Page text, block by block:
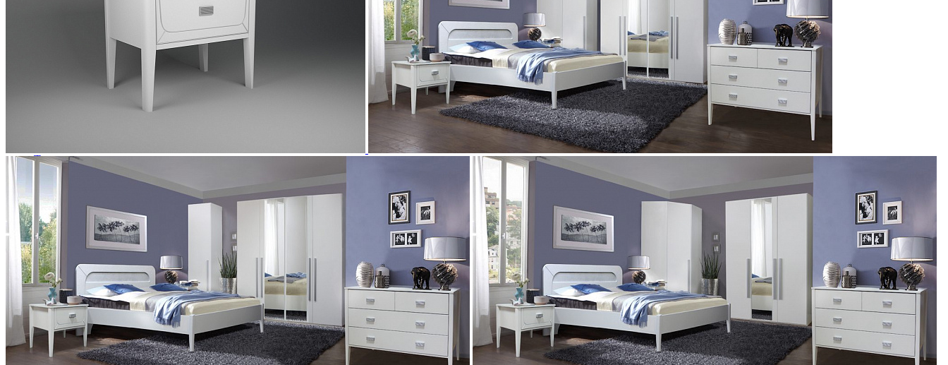
Деревянные кровати с подъемным механизмом
Кровати односпальные с подъемным механизмом
Кровати двуспальные с подъемным механизмом
Кровати полутороспальные с подъемным механизмом
Кровати двуспальные
Кровати односпальные
Тахта
Туалетные столики
Тумбы прикроватные
Шкафы для одежды
Антресоли на шкаф
Полки и ящики в шкаф для одежды
Шкаф 1-дверный для одежды и белья
Шкафы 2-х дверные для одежды и белья
Шкафы 3-х дверные для одежды и белья
Шкафы 4-х дверные для одежды и белья
Шкафы 5-ти дверные для одежды и белья
Шкафы 6-ти дверные для одежды и белья
Шкафы купе для одежды и белья
Шкафы угловые для одежды и белья
Ящики и короба